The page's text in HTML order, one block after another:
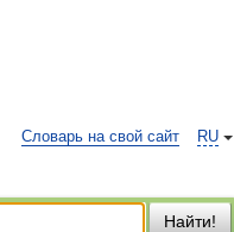
RU
Словарь на свой сайт
Найти!